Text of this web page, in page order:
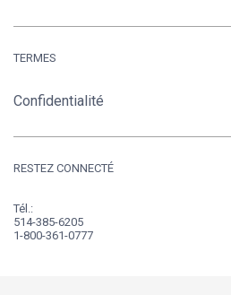
TERMES
Confidentialité
RESTEZ CONNECTÉ
Tél.:
514-385-6205
1-800-361-0777